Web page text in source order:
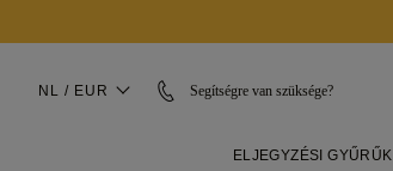
NL / EUR Segítségre van szüksége?
ELJEGYZÉSI GYŰRŰK